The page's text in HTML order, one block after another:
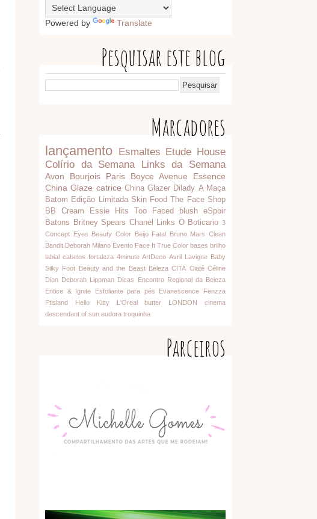
Powered by Translate
Pesquisar este blog
Marcadores
lançamento Esmaltes Etude House
Colírio da Semana
Links da Semana
Avon Bourjois Paris Boyce Avenue
Essence
China Glaze catrice China Glazer Dilady A Maça
Batom Edição Limitada Skin Food The Face Shop
BB Cream
Essie Hits Too Faced blush
eSpoir
Batons
Britney Spears Chanel Links O Boticario 3
Concept Eyes Beauty Color Beijo Fatal Bruno Mars Clean
Bandit Deborah Milano Evento Face It True Color bases brilho
labial cabelos fortaleza 4minute ArtDeco Avril Lavigne Baby
Silky Foot Beauty and the Beast Beleza CITA Ciaté Céline
Dion Deborah Lippman Dicas
Encontro Regional da Beleza
Entice & Ignite
Esfoliante para pés Evanescence
Fenzza
Ftisland
Hello Kitty L'Oreal butter LONDON
cinema
descendant of sun eudora troquinha
Parceiros